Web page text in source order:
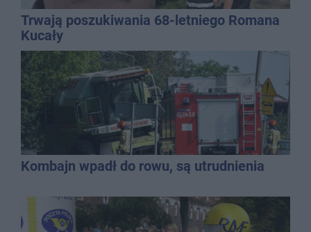
Trwają poszukiwania 68-letniego Romana
Kucały
Kombajn wpadł do rowu, są utrudnienia